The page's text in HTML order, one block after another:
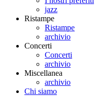
jazz
Ristampe
Ristampe
archivio
Concerti
Concerti
archivio
Miscellanea
archivio
Chi siamo